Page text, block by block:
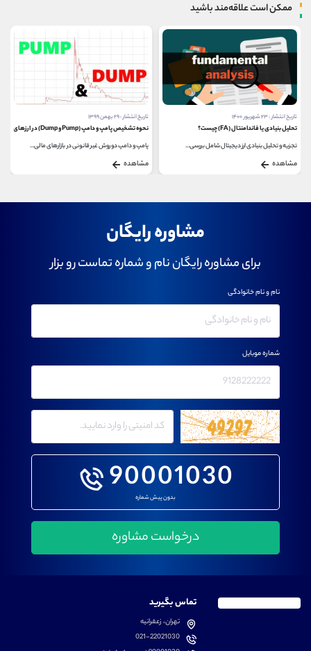
ممکن است علاقه‌مند باشید
تاریخ انتشار : ۲۳ شهریور ۱۴۰۰
تحلیل بنیادی یا فاندامنتال (FA) چیست؟
تجزیه و تحلیل بنیادی ارز دیجیتال شامل بررسی...
مشاهده
تاریخ انتشار : ۲۹ بهمن ۱۳۹۹
نحوه تشخیص پامپ و دامپ (Pump و Dump) در ارزهای دیجیتال
پامپ و دامپ دو روش غیرقانونی در بازارهای مالی...
مشاهده
مشاوره رایگان
برای مشاوره رایگان نام و شماره تماست رو بزار
90001030
بدون پیش شماره
نام و نام خانوادگی
شماره موبایل
تماس بگیرید
تهران، زعفرانیه
021-22021030